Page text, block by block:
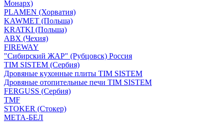
Монарх)
PLAMEN (Хорватия)
KAWMET (Польша)
KRATKI (Польша)
ABX (Чехия)
FIREWAY
"Сибирский ЖАР" (Рубцовск) Россия
TIM SISTEM (Сербия)
Дровяные кухонные плиты TIM SISTEM
Дровяные отопительные печи TIM SISTEM
FERGUSS (Сербия)
TMF
STOKER (Стокер)
МЕТА-БЕЛ